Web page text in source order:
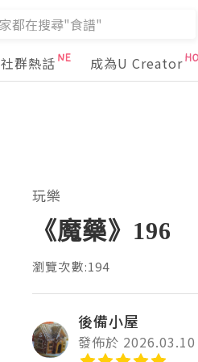
社群熱話 成為U Creator
玩樂
《魔藥》196
瀏覽次數:194
後備小屋
發佈於 2026.03.10